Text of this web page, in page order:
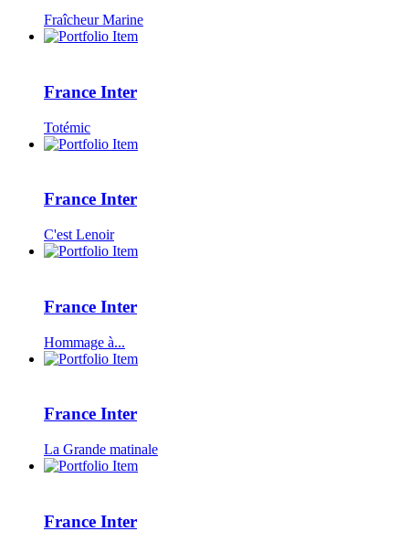
Fraîcheur Marine
France Inter
Totémic
France Inter
C'est Lenoir
France Inter
Hommage à...
France Inter
La Grande matinale
France Inter